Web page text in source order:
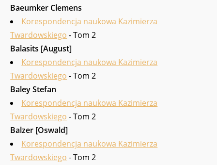
Baeumker Clemens
Korespondencja naukowa Kazimierza
Twardowskiego - Tom 2
Balasits [August]
Korespondencja naukowa Kazimierza
Twardowskiego - Tom 2
Baley Stefan
Korespondencja naukowa Kazimierza
Twardowskiego - Tom 2
Balzer [Oswald]
Korespondencja naukowa Kazimierza
Twardowskiego - Tom 2